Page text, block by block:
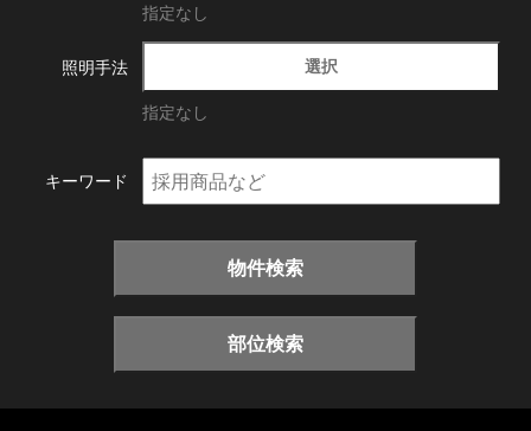
指定なし
照明手法 選択
指定なし
キーワード
物件検索
部位検索